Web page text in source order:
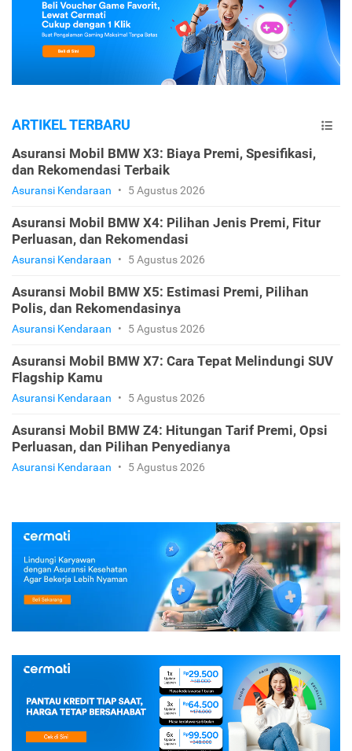
ARTIKEL TERBARU
Asuransi Mobil BMW X3: Biaya Premi, Spesifikasi,
dan Rekomendasi Terbaik
Asuransi Kendaraan • 5 Agustus 2026
Asuransi Mobil BMW X4: Pilihan Jenis Premi, Fitur
Perluasan, dan Rekomendasi
Asuransi Kendaraan • 5 Agustus 2026
Asuransi Mobil BMW X5: Estimasi Premi, Pilihan
Polis, dan Rekomendasinya
Asuransi Kendaraan • 5 Agustus 2026
Asuransi Mobil BMW X7: Cara Tepat Melindungi SUV
Flagship Kamu
Asuransi Kendaraan • 5 Agustus 2026
Asuransi Mobil BMW Z4: Hitungan Tarif Premi, Opsi
Perluasan, dan Pilihan Penyedianya
Asuransi Kendaraan • 5 Agustus 2026